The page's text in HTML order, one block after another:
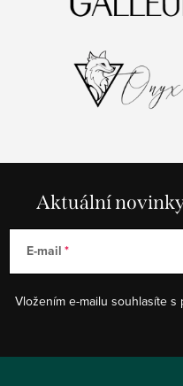
Aktuální novinky
E-mail
Vložením e-mailu souhlasíte s